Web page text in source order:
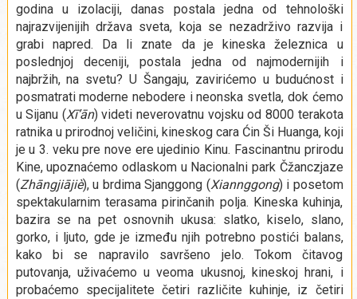
godina u izolaciji, danas postala jedna od tehnološki
najrazvijenijih država sveta, koja se nezadrživo razvija i
grabi napred. Da li znate da je kineska železnica u
poslednjoj deceniji, postala jedna od najmodernijih i
najbržih, na svetu? U Šangaju, zavirićemo u budućnost i
posmatrati moderne nebodere i neonska svetla, dok ćemo
u Sijanu (Xī’ān) videti neverovatnu vojsku od 8000 terakota
ratnika u prirodnoj veličini, kineskog cara Ćin Ši Huanga, koji
je u 3. veku pre nove ere ujedinio Kinu. Fascinantnu prirodu
Kine, upoznaćemo odlaskom u Nacionalni park Čžanczjaze
(Zhāngjiājiè), u brdima Sjanggong (Xiannggong) i posetom
spektakularnim terasama pirinčanih polja. Kineska kuhinja,
bazira se na pet osnovnih ukusa: slatko, kiselo, slano,
gorko, i ljuto, gde je između njih potrebno postići balans,
kako bi se napravilo savršeno jelo. Tokom čitavog
putovanja, uživaćemo u veoma ukusnoj, kineskoj hrani, i
probaćemo specijalitete četiri različite kuhinje, iz četiri